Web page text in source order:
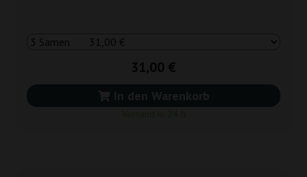
31,00 €
In den Warenkorb